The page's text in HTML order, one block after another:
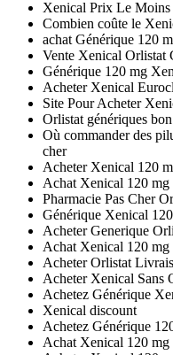
Xenical Prix Le Moins
Combien coûte le
achat Générique 120
Vente Xenical Orlistat
Générique 120 mg
Acheter Xenical
Site Pour Acheter
Orlistat génériques
Où commander des
cher
Acheter Xenical 120
Achat Xenical 120 mg
Pharmacie Pas Cher
Générique Xenical
Acheter Generique
Achat Xenical 120
Acheter Orlistat
Acheter Xenical Sans
Achetez Générique
Xenical discount
Achetez Générique
Achat Xenical 120 mg